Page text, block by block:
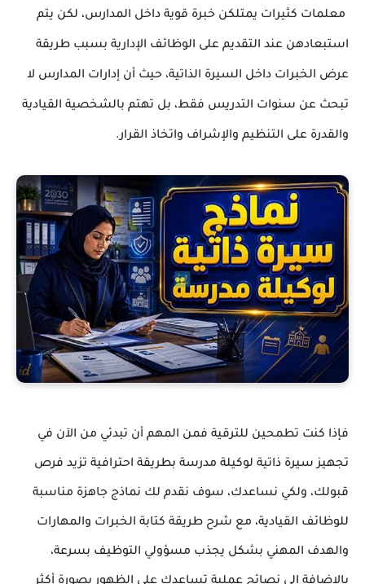
معلمات كثيرات يمتلكن خبرة قوية داخل المدارس، لكن يتم
استبعادهن عند التقديم على الوظائف الإدارية بسبب طريقة
عرض الخبرات داخل السيرة الذاتية، حيث أن إدارات المدارس لا
تبحث عن سنوات التدريس فقط، بل تهتم بالشخصية القيادية
والقدرة على التنظيم والإشراف واتخاذ القرار.
فإذا كنت تطمحين للترقية فمن المهم أن تبدئي من الآن في
تجهيز سيرة ذاتية لوكيلة مدرسة بطريقة احترافية تزيد فرص
قبولك، ولكي نساعدك، سوف نقدم لك نماذج جاهزة مناسبة
للوظائف القيادية، مع شرح طريقة كتابة الخبرات والمهارات
والهدف المهني بشكل يجذب مسؤولي التوظيف بسرعة،